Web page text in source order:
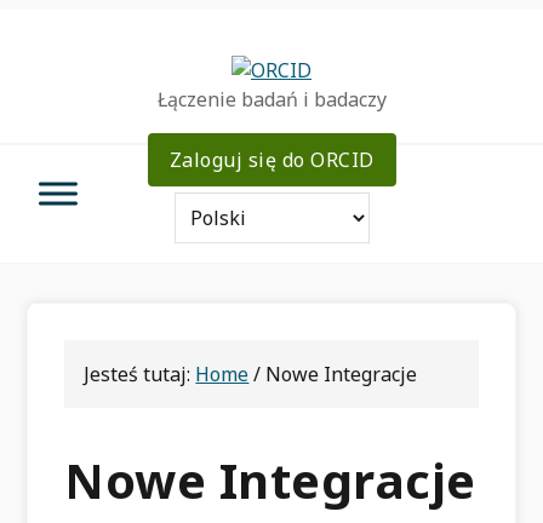
Łączenie badań i badaczy
Zaloguj się do ORCID
Jesteś tutaj: Home/ Nowe Integracje
Nowe Integracje